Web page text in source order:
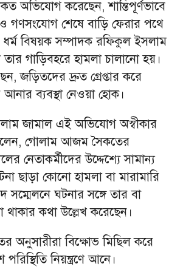
অভিযোগ করেছেন, শান্তিপূর্ণভাবে
গণসংযোগ শেষে বাড়ি ফেরার পথে
ধর্ম বিষয়ক সম্পাদক রফিকুল ইসলাম
তার গাড়িবহরে হামলা চালানো হয়।
জড়িতদের দ্রুত গ্রেপ্তার করে
ব্যবস্থা নেওয়া হোক।
জামাল এই অভিযোগ অস্বীকার
গোলাম আজম সৈকতের
নেতাকর্মীদের উদ্দেশ্যে সামান্য
ছাড়া কোনো হামলা বা মারামারি
সম্মেলনে ঘটনার সঙ্গে তার বা
থাকার কথা উল্লেখ করেছেন।
অনুসারীরা বিক্ষোভ মিছিল করে
নিয়ন্ত্রণে আনে।